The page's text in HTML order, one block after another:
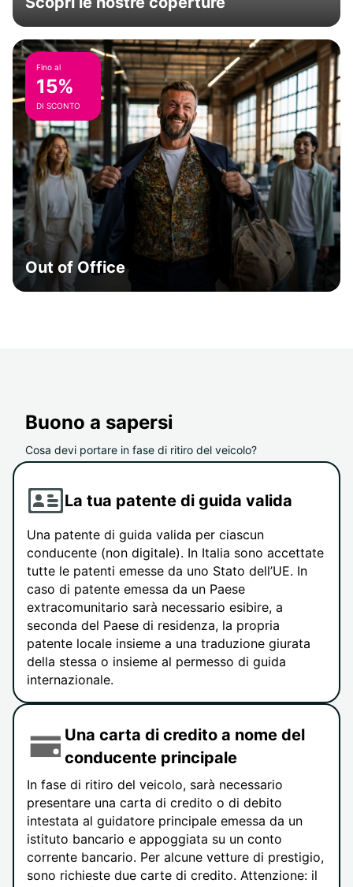
Fino al
15%
DI SCONTO
Out of Office
Buono a sapersi
Cosa devi portare in fase di ritiro del veicolo?
La tua patente di guida valida
Una patente di guida valida per ciascun
conducente (non digitale). In Italia sono accettate
tutte le patenti emesse da uno Stato dell’UE. In
caso di patente emessa da un Paese
extracomunitario sarà necessario esibire, a
seconda del Paese di residenza, la propria
patente locale insieme a una traduzione giurata
della stessa o insieme al permesso di guida
internazionale.
Una carta di credito a nome del
conducente principale
In fase di ritiro del veicolo, sarà necessario
presentare una carta di credito o di debito
intestata al guidatore principale emessa da un
istituto bancario e appoggiata su un conto
corrente bancario. Per alcune vetture di prestigio,
sono richieste due carte di credito. Attenzione: il